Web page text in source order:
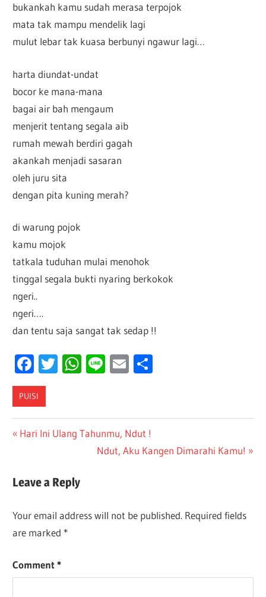
bukankah kamu sudah merasa terpojok
mata tak mampu mendelik lagi
mulut lebar tak kuasa berbunyi ngawur lagi…
harta diundat-undat
bocor ke mana-mana
bagai air bah mengaum
menjerit tentang segala aib
rumah mewah berdiri gagah
akankah menjadi sasaran
oleh juru sita
dengan pita kuning merah?
di warung pojok
kamu mojok
tatkala tuduhan mulai menohok
tinggal segala bukti nyaring berkokok
ngeri..
ngeri….
dan tentu saja sangat tak sedap !!
Facebook
Twitter
WhatsApp
LineEmail
PUISI
Post
Previous
Hari Ini Ulang Tahunmu, Ndut !
Next
Ndut, Aku Kangen Dimarahi Kamu!
Leave a Reply
Your email address will not be published. Required fields
are marked *
Comment*